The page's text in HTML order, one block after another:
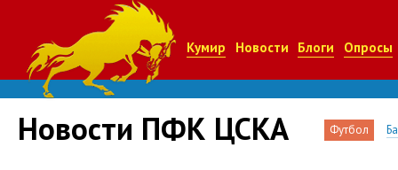
Кумир Новости Блоги Опросы
Новости ПФК ЦСКА Футбол